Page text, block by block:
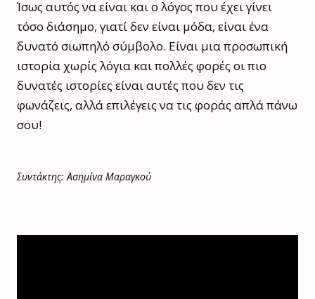
Ίσως αυτός να είναι και ο λόγος που έχει γίνει
τόσο διάσημο, γιατί δεν είναι μόδα, είναι ένα
δυνατό σιωπηλό σύμβολο. Είναι μια προσωπική
ιστορία χωρίς λόγια και πολλές φορές οι πιο
δυνατές ιστορίες είναι αυτές που δεν τις
φωνάζεις, αλλά επιλέγεις να τις φοράς απλά πάνω
σου!
Συντάκτης: Ασημίνα Μαραγκού